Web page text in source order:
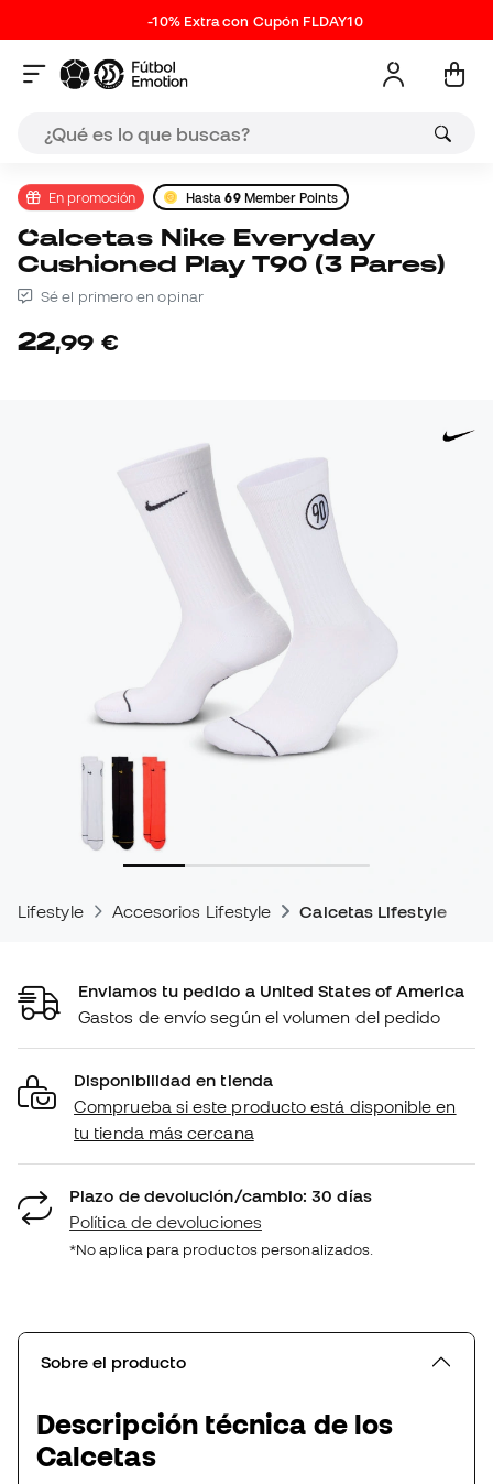
-10% Extra con Cupón FLDAY10
En promoción Hasta69Member Points
Calcetas Nike Everyday
Cushioned Play T90 (3 Pares)
Sé el primero en opinar
22,99 €
Lifestyle Accesorios Lifestyle Calcetas Lifestyle
Enviamos tu pedido a United States of America
Gastos de envío según el volumen del pedido
Disponibilidad en tienda
Comprueba si este producto está disponible en
tu tienda más cercana
Plazo de devolución/cambio: 30 días
Política de devoluciones
*No aplica para productos personalizados.
Sobre el producto
Descripción técnica de los
Calcetas